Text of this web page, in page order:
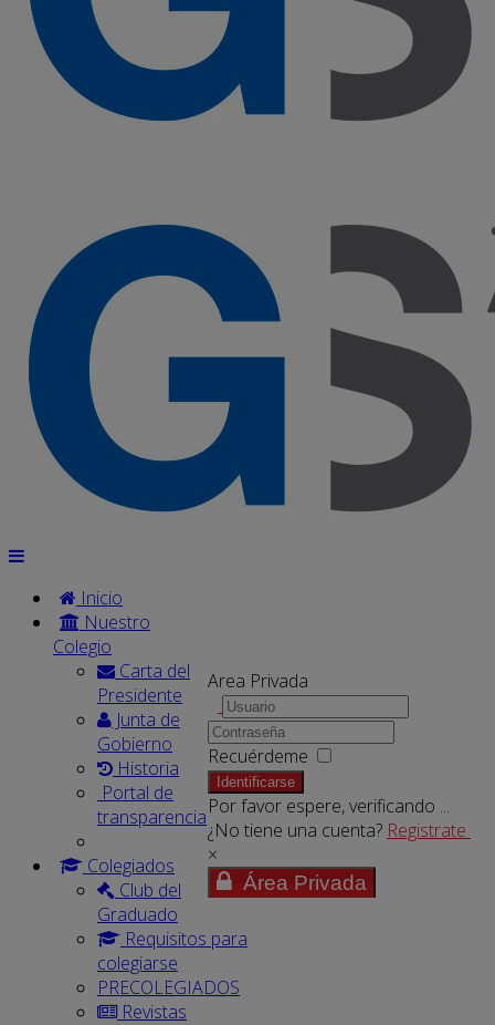
Area Privada
Recuérdeme
Identificarse
Por favor espere, verificando ...
¿No tiene una cuenta? Registrate
×
Área Privada
Inicio
Nuestro
Colegio
Carta del
Presidente
Junta de
Gobierno
Historia
Portal de
transparencia
Colegiados
Club del
Graduado
Requisitos para
colegiarse
PRECOLEGIADOS
Revistas